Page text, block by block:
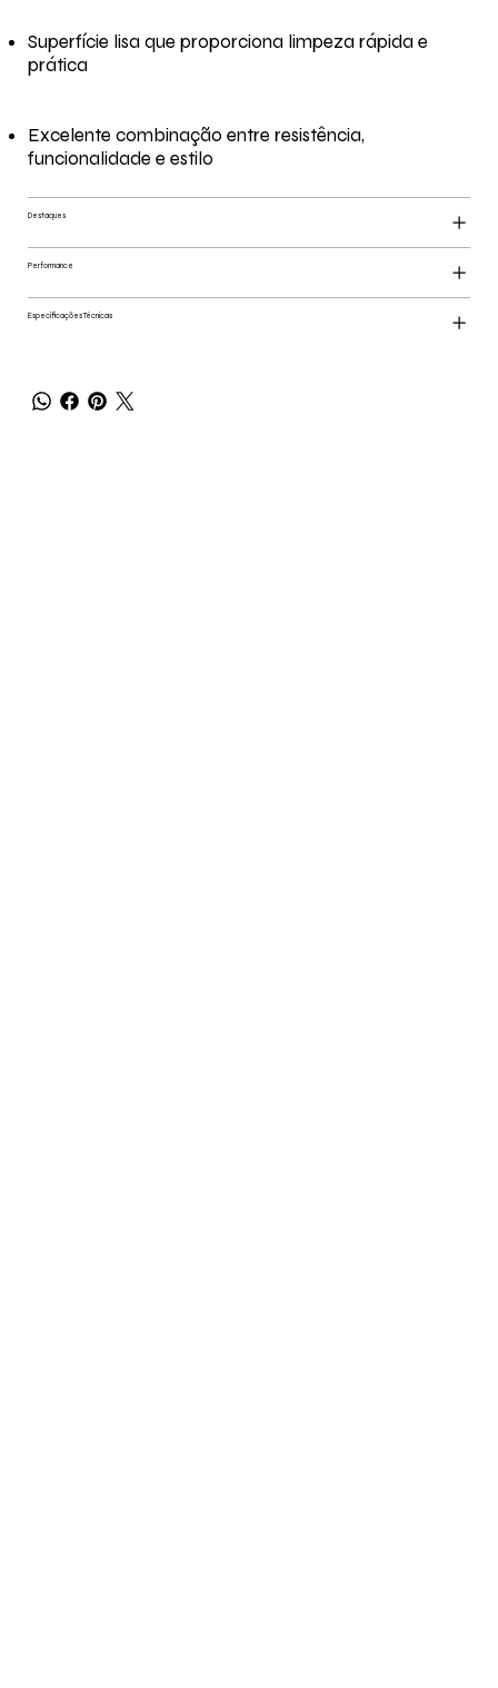
Superfície lisa que proporciona limpeza rápida e
prática
Excelente combinação entre resistência,
funcionalidade e estilo
Destaques
Performance
Especificações Técnicas